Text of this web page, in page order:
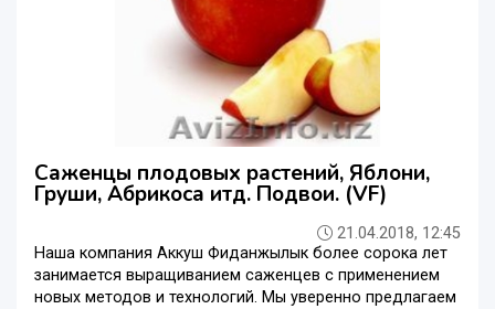
Саженцы плодовых растений, Яблони,
Груши, Абрикоса итд. Подвои. (VF)
21.04.2018, 12:45
Наша компания Аккуш Фиданжылык более сорока лет
занимается выращиванием саженцев с применением
новых методов и технологий. Мы уверенно предлагаем